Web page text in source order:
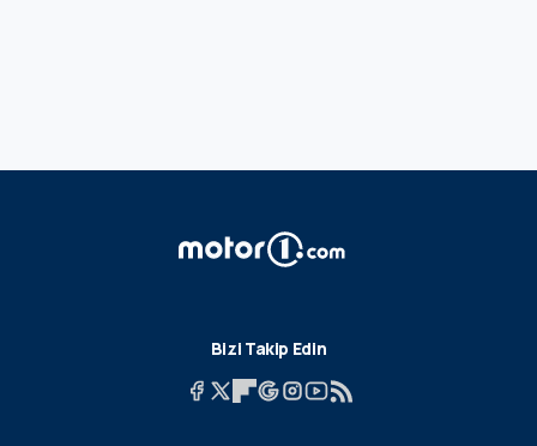
Bizi Takip Edin